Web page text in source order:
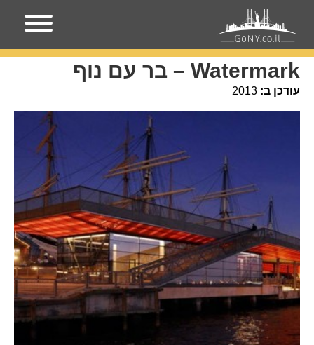
עמוד הבית מקומות בניו-יורק
Watermark – בר עם נוף
עודכן ב: 2013